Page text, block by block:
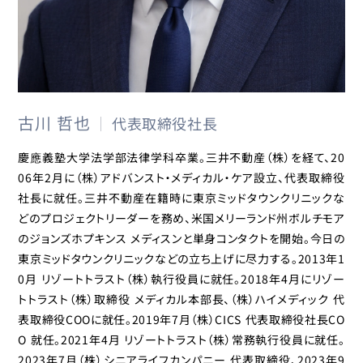
古川 哲也 代表取締役社長
慶應義塾大学法学部法律学科卒業。三井不動産（株）を経て、20
06年2月に（株）アドバンスト・メディカル・ケア設立、代表取締役
社長に就任。三井不動産在籍時に東京ミッドタウンクリニックな
どのプロジェクトリーダーを務め、米国メリーランド州ボルチモア
のジョンズホプキンス メディスンと単身コンタクトを開始。今日の
東京ミッドタウンクリニックなどの立ち上げに尽力する。2013年1
0月 リゾートトラスト（株）執行役員に就任。2018年4月にリゾー
トトラスト（株）取締役 メディカル本部長、（株）ハイメディック 代
表取締役COOに就任。2019年7月（株）CICS 代表取締役社長CO
O 就任。2021年4月 リゾートトラスト（株）常務執行役員に就任。